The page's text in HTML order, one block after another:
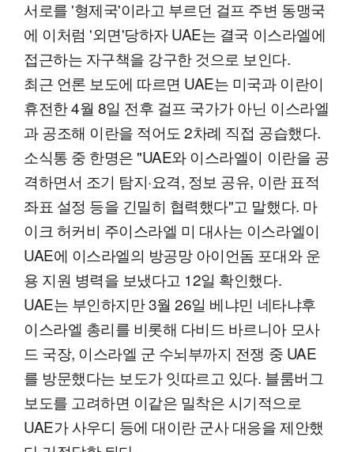
서로를 '형제국'이라고 부르던 걸프 주변 동맹국
에 이처럼 '외면'당하자 UAE는 결국 이스라엘에
접근하는 자구책을 강구한 것으로 보인다.
최근 언론 보도에 따르면 UAE는 미국과 이란이
휴전한 4월 8일 전후 걸프 국가가 아닌 이스라엘
과 공조해 이란을 적어도 2차례 직접 공습했다.
소식통 중 한명은 "UAE와 이스라엘이 이란을 공
격하면서 조기 탐지·요격, 정보 공유, 이란 표적
좌표 설정 등을 긴밀히 협력했다"고 말했다. 마
이크 허커비 주이스라엘 미 대사는 이스라엘이
UAE에 이스라엘의 방공망 아이언돔 포대와 운
용 지원 병력을 보냈다고 12일 확인했다.
UAE는 부인하지만 3월 26일 베냐민 네타냐후
이스라엘 총리를 비롯해 다비드 바르니아 모사
드 국장, 이스라엘 군 수뇌부까지 전쟁 중 UAE
를 방문했다는 보도가 잇따르고 있다. 블룸버그
보도를 고려하면 이같은 밀착은 시기적으로
UAE가 사우디 등에 대이란 군사 대응을 제안했